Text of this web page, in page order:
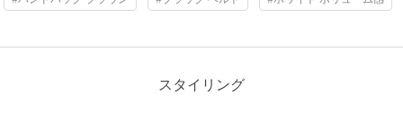
カテゴリー バッグ | ショルダーバッグ
スタイリング